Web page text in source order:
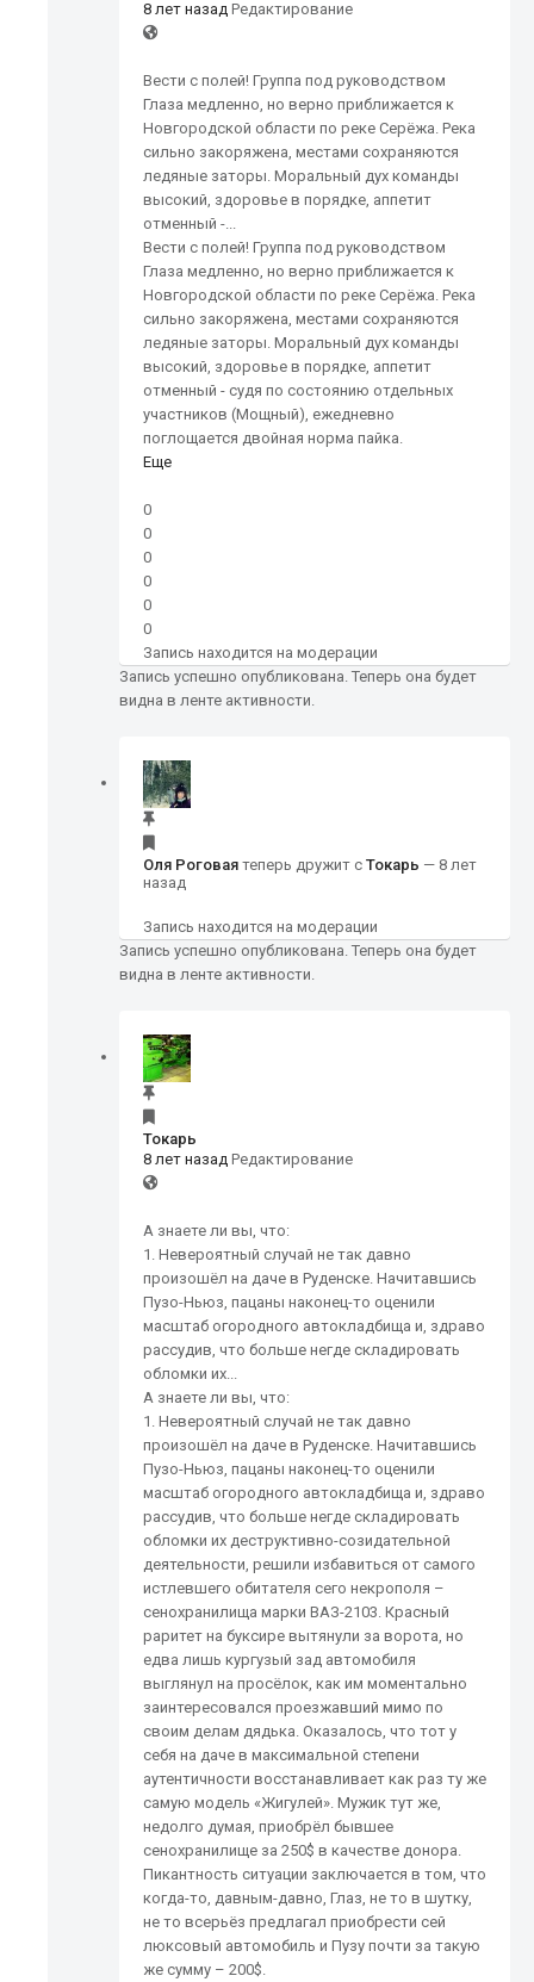
8 лет назад Редактирование
Вести с полей! Группа под руководством
Глаза медленно, но верно приближается к
Новгородской области по реке Серёжа. Река
сильно закоряжена, местами сохраняются
ледяные заторы. Моральный дух команды
высокий, здоровье в порядке, аппетит
отменный -...
Вести с полей! Группа под руководством
Глаза медленно, но верно приближается к
Новгородской области по реке Серёжа. Река
сильно закоряжена, местами сохраняются
ледяные заторы. Моральный дух команды
высокий, здоровье в порядке, аппетит
отменный - судя по состоянию отдельных
участников (Мощный), ежедневно
поглощается двойная норма пайка.
Еще
0
0
0
0
0
0
Запись находится на модерации
Запись успешно опубликована. Теперь она будет
видна в ленте активности.
Оля Роговая теперь дружит с Токарь — 8 лет
назад
Запись находится на модерации
Запись успешно опубликована. Теперь она будет
видна в ленте активности.
Токарь
8 лет назад Редактирование
А знаете ли вы, что:
1. Невероятный случай не так давно
произошёл на даче в Руденске. Начитавшись
Пузо-Ньюз, пацаны наконец-то оценили
масштаб огородного автокладбища и, здраво
рассудив, что больше негде складировать
обломки их...
А знаете ли вы, что:
1. Невероятный случай не так давно
произошёл на даче в Руденске. Начитавшись
Пузо-Ньюз, пацаны наконец-то оценили
масштаб огородного автокладбища и, здраво
рассудив, что больше негде складировать
обломки их деструктивно-созидательной
деятельности, решили избавиться от самого
истлевшего обитателя сего некрополя –
сенохранилища марки ВАЗ-2103. Красный
раритет на буксире вытянули за ворота, но
едва лишь кургузый зад автомобиля
выглянул на просёлок, как им моментально
заинтересовался проезжавший мимо по
своим делам дядька. Оказалось, что тот у
себя на даче в максимальной степени
аутентичности восстанавливает как раз ту же
самую модель «Жигулей». Мужик тут же,
недолго думая, приобрёл бывшее
сенохранилище за 250$ в качестве донора.
Пикантность ситуации заключается в том, что
когда-то, давным-давно, Глаз, не то в шутку,
не то всерьёз предлагал приобрести сей
люксовый автомобиль и Пузу почти за такую
же сумму – 200$.